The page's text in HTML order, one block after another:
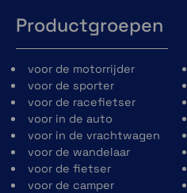
Productgroepen
voor de motorrijder
voor de sporter
voor de racefietser
voor in de auto
voor in de vrachtwagen
voor de wandelaar
voor de fietser
voor de camper